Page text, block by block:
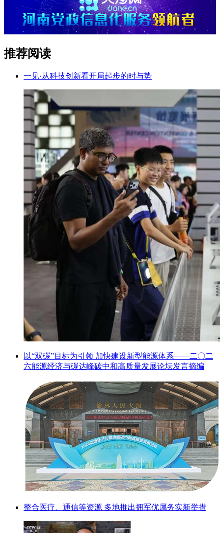
推荐阅读
一见·从科技创新看开局起步的时与势
以“双碳”目标为引领 加快建设新型能源体系——二〇二
六能源经济与碳达峰碳中和高质量发展论坛发言摘编
整合医疗、通信等资源 多地推出拥军优属务实新举措